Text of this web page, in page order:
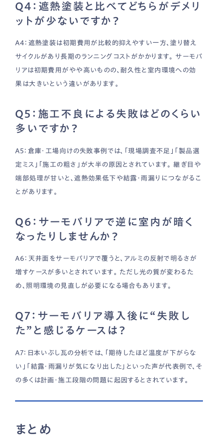
Q4：遮熱塗装と比べてどちらがデメリ
ットが少ないですか？
A4：遮熱塗装は初期費用が比較的抑えやすい一方、塗り替え
サイクルがあり長期のランニングコストがかかります。 サーモバ
リアは初期費用がやや高いものの、耐久性と室内環境への効
果は大きいという違いがあります。
Q5：施工不良による失敗はどのくらい
多いですか？
A5：倉庫・工場向けの失敗事例では、「現場調査不足」「製品選
定ミス」「施工の粗さ」が大半の原因とされています。 継ぎ目や
端部処理が甘いと、遮熱効果低下や結露・雨漏りにつながるこ
とがあります。
Q6：サーモバリアで逆に室内が暗く
なったりしませんか？
A6：天井面をサーモバリアで覆うと、アルミの反射で明るさが
増すケースが多いとされています。 ただし光の質が変わるた
め、照明環境の見直しが必要になる場合もあります。
Q7：サーモバリア導入後に“失敗し
た”と感じるケースは？
A7：日本いぶし瓦の分析では、「期待したほど温度が下がらな
い」「結露・雨漏りが気になり出した」といった声が代表例で、そ
の多くは計画・施工段階の問題に起因するとされています。
まとめ